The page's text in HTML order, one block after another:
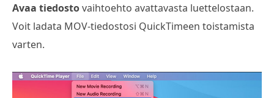
Avaa tiedostovaihtoehto avattavasta luettelostaan.
Voit ladata MOV-tiedostosi QuickTimeen toistamista
varten.